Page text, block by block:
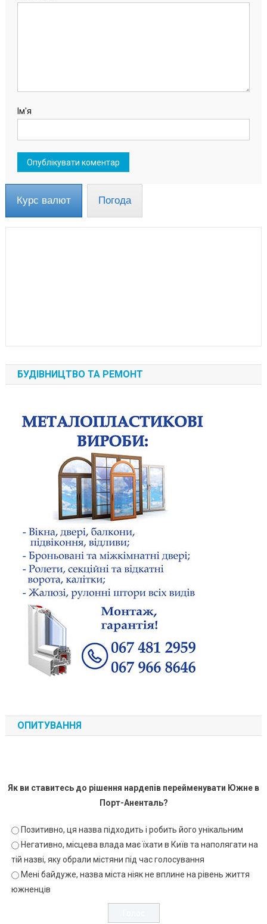
Ім'я
Курс валют Погода
БУДІВНИЦТВО ТА РЕМОНТ
ОПИТУВАННЯ
Як ви ставитесь до рішення нардепів перейменувати Южне в
Порт-Аненталь?
Позитивно, ця назва підходить і робить його унікальним
Негативно, місцева влада має їхати в Київ та наполягати на
тій назві, яку обрали містяни під час голосування
Мені байдуже, назва міста ніяк не вплине на рівень життя
южненців